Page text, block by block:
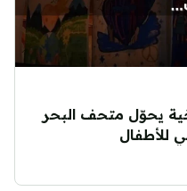
يحوّل متحف البحر
للأطفال